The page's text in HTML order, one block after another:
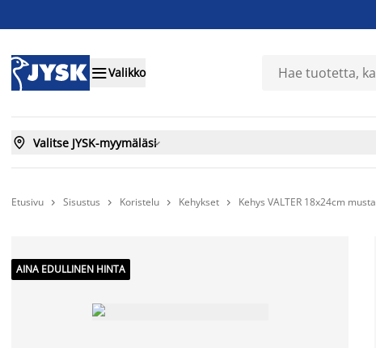
Valikko
 Valitse JYSK-myymäläsi
Etusivu  Sisustus  Koristelu  Kehykset  Kehys VALTER 18x24cm musta
AINA EDULLINEN HINTA